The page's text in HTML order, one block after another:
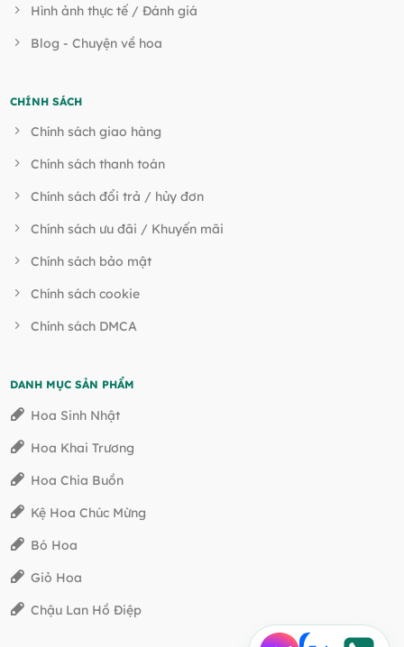
Hình ảnh thực tế / Đánh giá
Blog - Chuyện về hoa
CHÍNH SÁCH
Chính sách giao hàng
Chính sách thanh toán
Chính sách đổi trả / hủy đơn
Chính sách ưu đãi / Khuyến mãi
Chính sách bảo mật
Chính sách cookie
Chính sách DMCA
DANH MỤC SẢN PHẨM
Hoa Sinh Nhật
Hoa Khai Trương
Hoa Chia Buồn
Kệ Hoa Chúc Mừng
Bó Hoa
Giỏ Hoa
Chậu Lan Hồ Điệp